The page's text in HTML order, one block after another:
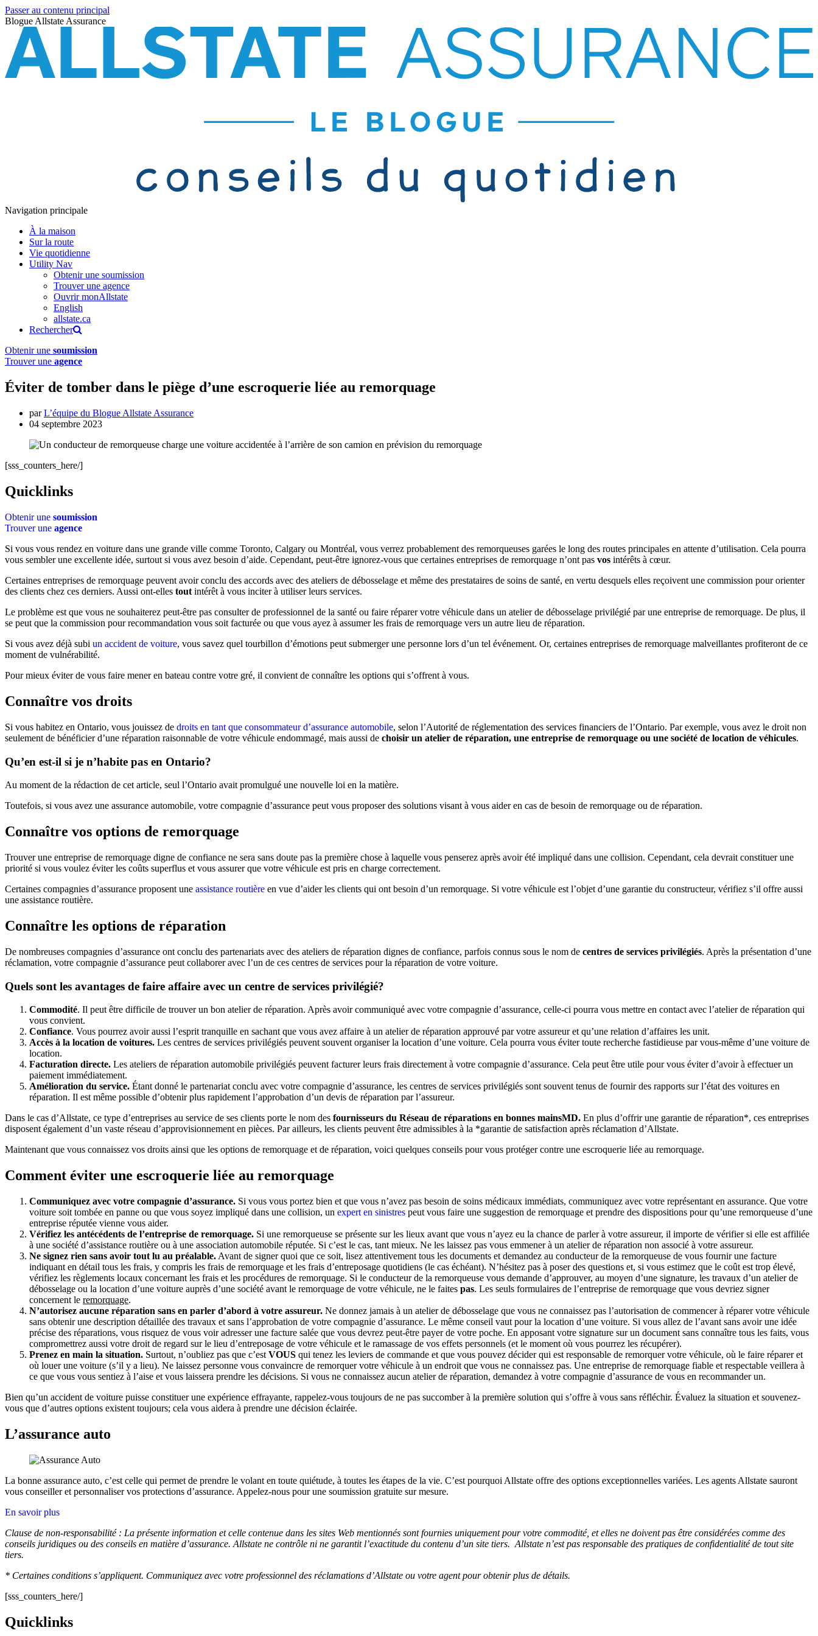
Passer au contenu principal
Blogue Allstate Assurance
Navigation principale
À la maison
Sur la route
Vie quotidienne
Utility Nav
Obtenir une soumission
Trouver une agence
Ouvrir monAllstate
English
allstate.ca
Rechercher
Obtenir une soumission
Trouver une agence
Éviter de tomber dans le piège d’une escroquerie liée au remorquage
parL’équipe du Blogue Allstate Assurance
04 septembre 2023
[sss_counters_here/]
Quicklinks
Obtenir une soumission
Trouver une agence
Si vous vous rendez en voiture dans une grande ville comme Toronto, Calgary ou Montréal, vous verrez probablement des remorqueuses garées le long des routes principales en attente d’utilisation. Cela pourra
vous sembler une excellente idée, surtout si vous avez besoin d’aide. Cependant, peut-être ignorez-vous que certaines entreprises de remorquage n’ont pas vos intérêts à cœur.
Certaines entreprises de remorquage peuvent avoir conclu des accords avec des ateliers de débosselage et même des prestataires de soins de santé, en vertu desquels elles reçoivent une commission pour orienter
des clients chez ces derniers. Aussi ont-elles tout intérêt à vous inciter à utiliser leurs services.
Le problème est que vous ne souhaiterez peut-être pas consulter de professionnel de la santé ou faire réparer votre véhicule dans un atelier de débosselage privilégié par une entreprise de remorquage. De plus, il
se peut que la commission pour recommandation vous soit facturée ou que vous ayez à assumer les frais de remorquage vers un autre lieu de réparation.
Si vous avez déjà subi un accident de voiture, vous savez quel tourbillon d’émotions peut submerger une personne lors d’un tel événement. Or, certaines entreprises de remorquage malveillantes profiteront de ce
moment de vulnérabilité.
Pour mieux éviter de vous faire mener en bateau contre votre gré, il convient de connaître les options qui s’offrent à vous.
Connaître vos droits
Si vous habitez en Ontario, vous jouissez de droits en tant que consommateur d’assurance automobile, selon l’Autorité de réglementation des services financiers de l’Ontario. Par exemple, vous avez le droit non
seulement de bénéficier d’une réparation raisonnable de votre véhicule endommagé, mais aussi de choisir un atelier de réparation, une entreprise de remorquage ou une société de location de véhicules.
Qu’en est-il si je n’habite pas en Ontario?
Au moment de la rédaction de cet article, seul l’Ontario avait promulgué une nouvelle loi en la matière.
Toutefois, si vous avez une assurance automobile, votre compagnie d’assurance peut vous proposer des solutions visant à vous aider en cas de besoin de remorquage ou de réparation.
Connaître vos options de remorquage
Trouver une entreprise de remorquage digne de confiance ne sera sans doute pas la première chose à laquelle vous penserez après avoir été impliqué dans une collision. Cependant, cela devrait constituer une
priorité si vous voulez éviter les coûts superflus et vous assurer que votre véhicule est pris en charge correctement.
Certaines compagnies d’assurance proposent une assistance routière en vue d’aider les clients qui ont besoin d’un remorquage. Si votre véhicule est l’objet d’une garantie du constructeur, vérifiez s’il offre aussi
une assistance routière.
Connaître les options de réparation
De nombreuses compagnies d’assurance ont conclu des partenariats avec des ateliers de réparation dignes de confiance, parfois connus sous le nom de centres de services privilégiés. Après la présentation d’une
réclamation, votre compagnie d’assurance peut collaborer avec l’un de ces centres de services pour la réparation de votre voiture.
Quels sont les avantages de faire affaire avec un centre de services privilégié?
Commodité. Il peut être difficile de trouver un bon atelier de réparation. Après avoir communiqué avec votre compagnie d’assurance, celle-ci pourra vous mettre en contact avec l’atelier de réparation qui
vous convient.
Confiance. Vous pourrez avoir aussi l’esprit tranquille en sachant que vous avez affaire à un atelier de réparation approuvé par votre assureur et qu’une relation d’affaires les unit.
Accès à la location de voitures. Les centres de services privilégiés peuvent souvent organiser la location d’une voiture. Cela pourra vous éviter toute recherche fastidieuse par vous-même d’une voiture de
location.
Facturation directe. Les ateliers de réparation automobile privilégiés peuvent facturer leurs frais directement à votre compagnie d’assurance. Cela peut être utile pour vous éviter d’avoir à effectuer un
paiement immédiatement.
Amélioration du service. Étant donné le partenariat conclu avec votre compagnie d’assurance, les centres de services privilégiés sont souvent tenus de fournir des rapports sur l’état des voitures en
réparation. Il est même possible d’obtenir plus rapidement l’approbation d’un devis de réparation par l’assureur.
Dans le cas d’Allstate, ce type d’entreprises au service de ses clients porte le nom des fournisseurs du Réseau de réparations en bonnes mainsMD. En plus d’offrir une garantie de réparation*, ces entreprises
disposent également d’un vaste réseau d’approvisionnement en pièces. Par ailleurs, les clients peuvent être admissibles à la *garantie de satisfaction après réclamation d’Allstate.
Maintenant que vous connaissez vos droits ainsi que les options de remorquage et de réparation, voici quelques conseils pour vous protéger contre une escroquerie liée au remorquage.
Comment éviter une escroquerie liée au remorquage
Communiquez avec votre compagnie d’assurance. Si vous vous portez bien et que vous n’avez pas besoin de soins médicaux immédiats, communiquez avec votre représentant en assurance. Que votre
voiture soit tombée en panne ou que vous soyez impliqué dans une collision, un expert en sinistres peut vous faire une suggestion de remorquage et prendre des dispositions pour qu’une remorqueuse d’une
entreprise réputée vienne vous aider.
Vérifiez les antécédents de l’entreprise de remorquage. Si une remorqueuse se présente sur les lieux avant que vous n’ayez eu la chance de parler à votre assureur, il importe de vérifier si elle est affiliée
à une société d’assistance routière ou à une association automobile réputée. Si c’est le cas, tant mieux. Ne les laissez pas vous emmener à un atelier de réparation non associé à votre assureur.
Ne signez rien sans avoir tout lu au préalable. Avant de signer quoi que ce soit, lisez attentivement tous les documents et demandez au conducteur de la remorqueuse de vous fournir une facture
indiquant en détail tous les frais, y compris les frais de remorquage et les frais d’entreposage quotidiens (le cas échéant). N’hésitez pas à poser des questions et, si vous estimez que le coût est trop élevé,
vérifiez les règlements locaux concernant les frais et les procédures de remorquage. Si le conducteur de la remorqueuse vous demande d’approuver, au moyen d’une signature, les travaux d’un atelier de
débosselage ou la location d’une voiture auprès d’une société avant le remorquage de votre véhicule, ne le faites pas. Les seuls formulaires de l’entreprise de remorquage que vous devriez signer
concernent le remorquage.
N’autorisez aucune réparation sans en parler d’abord à votre assureur. Ne donnez jamais à un atelier de débosselage que vous ne connaissez pas l’autorisation de commencer à réparer votre véhicule
sans obtenir une description détaillée des travaux et sans l’approbation de votre compagnie d’assurance. Le même conseil vaut pour la location d’une voiture. Si vous allez de l’avant sans avoir une idée
précise des réparations, vous risquez de vous voir adresser une facture salée que vous devrez peut-être payer de votre poche. En apposant votre signature sur un document sans connaître tous les faits, vous
compromettrez aussi votre droit de regard sur le lieu d’entreposage de votre véhicule et le ramassage de vos effets personnels (et le moment où vous pourrez les récupérer).
Prenez en main la situation. Surtout, n’oubliez pas que c’est VOUS qui tenez les leviers de commande et que vous pouvez décider qui est responsable de remorquer votre véhicule, où le faire réparer et
où louer une voiture (s’il y a lieu). Ne laissez personne vous convaincre de remorquer votre véhicule à un endroit que vous ne connaissez pas. Une entreprise de remorquage fiable et respectable veillera à
ce que vous vous sentiez à l’aise et vous laissera prendre les décisions. Si vous ne connaissez aucun atelier de réparation, demandez à votre compagnie d’assurance de vous en recommander un.
Bien qu’un accident de voiture puisse constituer une expérience effrayante, rappelez-vous toujours de ne pas succomber à la première solution qui s’offre à vous sans réfléchir. Évaluez la situation et souvenez-
vous que d’autres options existent toujours; cela vous aidera à prendre une décision éclairée.
L’assurance auto
La bonne assurance auto, c’est celle qui permet de prendre le volant en toute quiétude, à toutes les étapes de la vie. C’est pourquoi Allstate offre des options exceptionnelles variées. Les agents Allstate sauront
vous conseiller et personnaliser vos protections d’assurance. Appelez-nous pour une soumission gratuite sur mesure.
En savoir plus
Clause de non-responsabilité : La présente information et celle contenue dans les sites Web mentionnés sont fournies uniquement pour votre commodité, et elles ne doivent pas être considérées comme des
conseils juridiques ou des conseils en matière d’assurance. Allstate ne contrôle ni ne garantit l’exactitude du contenu d’un site tiers. Allstate n’est pas responsable des pratiques de confidentialité de tout site
tiers.
* Certaines conditions s’appliquent. Communiquez avec votre professionnel des réclamations d’Allstate ou votre agent pour obtenir plus de détails.
[sss_counters_here/]
Quicklinks